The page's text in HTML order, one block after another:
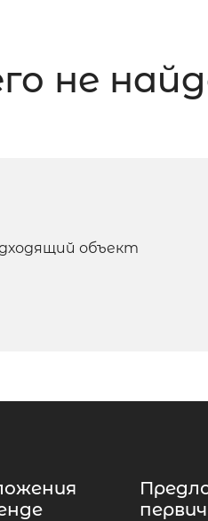
не
объект